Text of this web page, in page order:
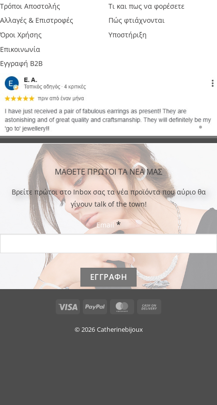
Τρόποι Αποστολής
Αλλαγές & Επιστροφές
Όροι Χρήσης
Επικοινωνία
Εγγραφή B2B
Τι και πως να φορέσετε
Πώς φτιάχνονται
Υποστήριξη
ΜΑΘΕΤΕ ΠΡΩΤΟΙ ΤΑ ΝΕΑ ΜΑΣ
Bρείτε πρώτοι στο Inbox σας τα νέα προϊόντα που αύριο θα
γίνουν talk of the town!
Email *
Visa PayPal MasterCard
© 2026 Catherinebijoux